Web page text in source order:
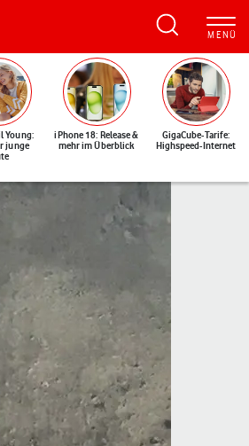
Young:
junge
iPhone 18: Release &
mehr im Überblick
GigaCube-Tarife:
Highspeed-Internet